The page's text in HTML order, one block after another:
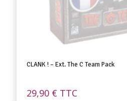
CLANK ! – Ext. The C Team Pack
29,90 € TTC